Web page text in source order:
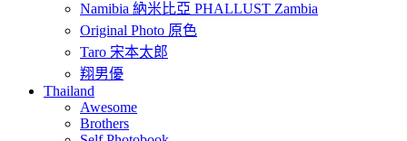
Namibia 納米比亞 PHALLUST Zambia
Original Photo 原色
Taro 宋本太郎
翔男優
Thailand
Awesome
Brothers